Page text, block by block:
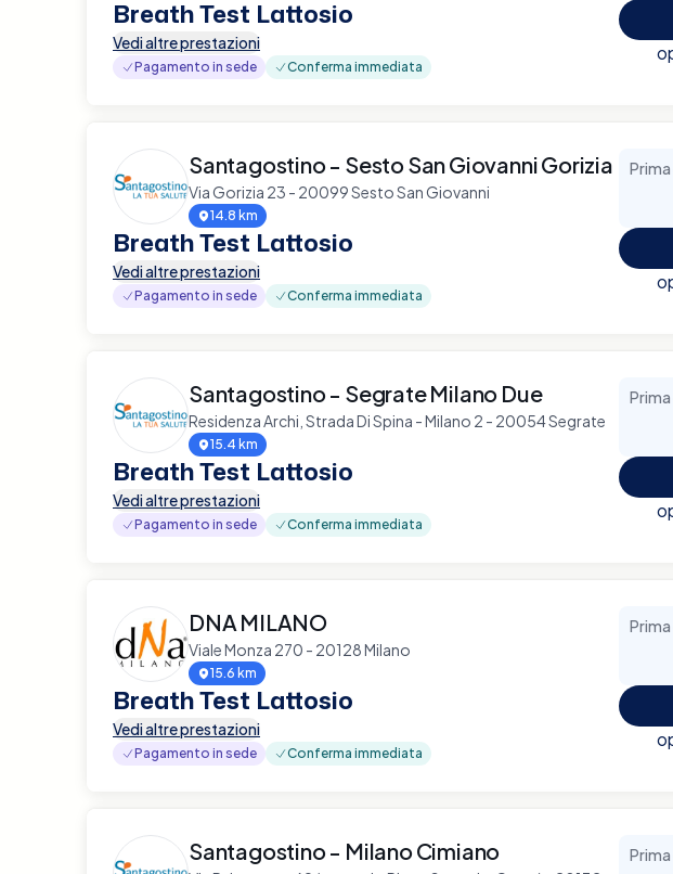
Breath Test Lattosio
Vedi altre prestazioni
Pagamento in sede Conferma immediata
Santagostino - Sesto San Giovanni Gorizia
Via Gorizia 23 - 20099 Sesto San Giovanni
14.8 km
Breath Test Lattosio
Vedi altre prestazioni
Pagamento in sede Conferma immediata
Santagostino - Segrate Milano Due
Residenza Archi, Strada Di Spina - Milano 2 - 20054 Segrate
15.4 km
Breath Test Lattosio
Vedi altre prestazioni
Pagamento in sede Conferma immediata
DNA MILANO
Viale Monza 270 - 20128 Milano
15.6 km
Breath Test Lattosio
Vedi altre prestazioni
Pagamento in sede Conferma immediata
Santagostino - Milano Cimiano